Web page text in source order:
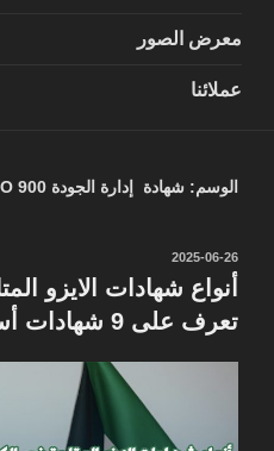
معرض الصور
عملائنا
الوسم: شهادة إدارة الجودة ISO 900
نُشر
في
2025-06-26
أنواع شهادات الايزو
تعرف على 9 شهادات أساسية